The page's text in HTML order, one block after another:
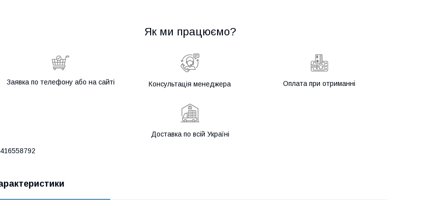
Як ми працюємо?
Заявка по телефону або на сайті Консультація менеджера Оплата при отриманні
Доставка по всій Україні